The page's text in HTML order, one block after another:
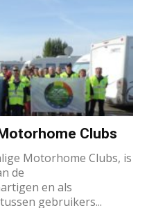
Clubs
Motorhome Clubs, is
de
en als
gebruikers...